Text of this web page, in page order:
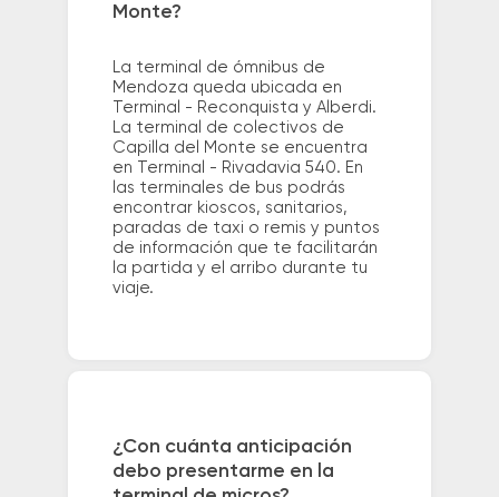
Monte?
La terminal de ómnibus de
Mendoza queda ubicada en
Terminal - Reconquista y Alberdi.
La terminal de colectivos de
Capilla del Monte se encuentra
en Terminal - Rivadavia 540. En
las terminales de bus podrás
encontrar kioscos, sanitarios,
paradas de taxi o remis y puntos
de información que te facilitarán
la partida y el arribo durante tu
viaje.
¿Con cuánta anticipación
debo presentarme en la